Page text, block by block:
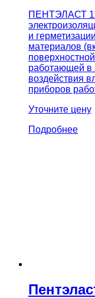
ПЕНТЭЛАСТ
и
материалов
работающей в
воздействия
приборов
Уточните цену
Подробнее